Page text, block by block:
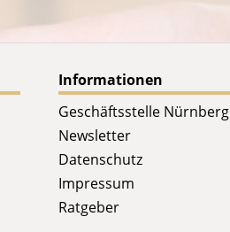
Informationen
Geschäftsstelle Nürnberg
Newsletter
Datenschutz
Impressum
Ratgeber